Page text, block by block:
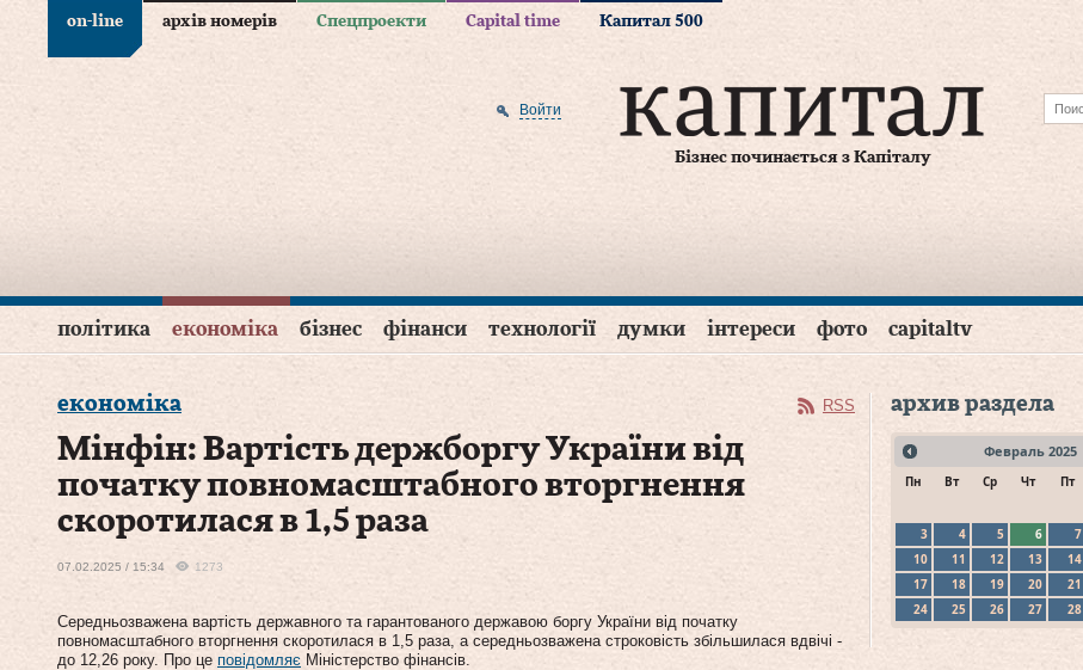
on-line архів номерів Спецпроекти Capital time Капитал 500
Бізнес починається з Капіталу
Войти
політика економіка бізнес фінанси технології думки інтереси фото capitaltv
економіка RSS
Мінфін: Вартість держборгу України від
початку повномасштабного вторгнення
скоротилася в 1,5 раза
07.02.2025 / 15:34 1273
Середньозважена вартість державного та гарантованого державою боргу України від початку
повномасштабного вторгнення скоротилася в 1,5 раза, а середньозважена строковість збільшилася вдвічі -
до 12,26 року. Про це повідомляє Міністерство фінансів.
архив раздела
Февраль 2025
Пн Вт Ср Чт Пт
3
4 5 6 7
10
11 12 13 14
17
18 19 20 21
24
25 26 27 28